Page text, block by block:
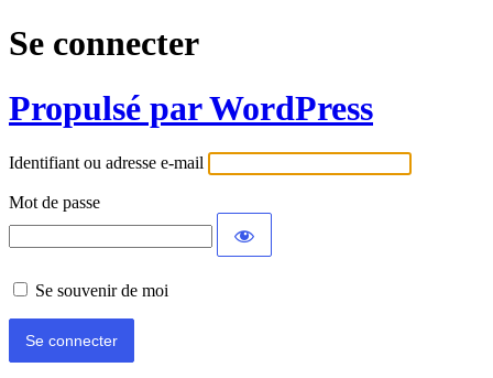
Se connecter
Propulsé par WordPress
Identifiant ou adresse e-mail
Mot de passe
Se souvenir de moi